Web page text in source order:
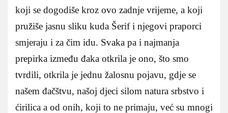
koji se dogodiše kroz ovo zadnje vrijeme, a koji
pružiše jasnu sliku kuda Šerif i njegovi praporci
smjeraju i za čim idu. Svaka pa i najmanja
prepirka između đaka otkrila je ono, što smo
tvrdili, otkrila je jednu žalosnu pojavu, gdje se
našem đačštvu, našoj djeci silom natura srbstvo i
ćirilica a od onih, koji to ne primaju, već su mnogi